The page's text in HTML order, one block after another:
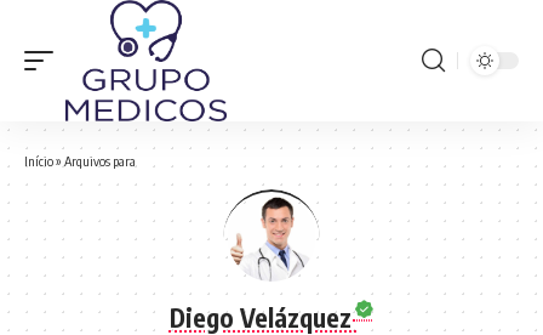
Início» Arquivos para
Diego Velázquez